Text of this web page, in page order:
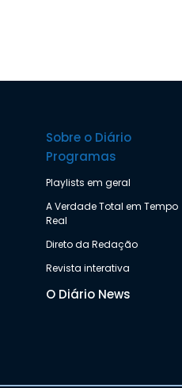
Sobre o Diário
Programas
Playlists em geral
A Verdade Total em Tempo
Real
Direto da Redação
Revista interativa
O Diário News